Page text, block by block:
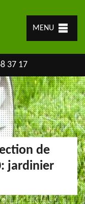
MENU
37 17
de
jardinier